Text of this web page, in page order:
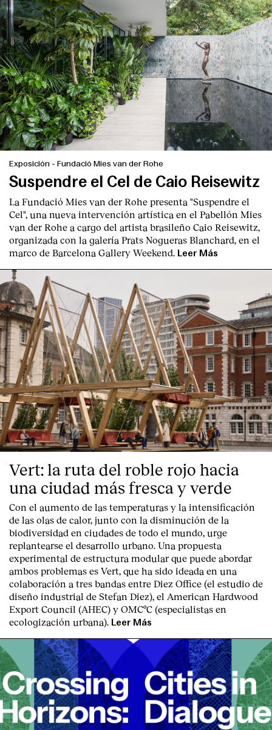
Exposición - Fundació Mies van der Rohe
Suspendre el Cel de Caio Reisewitz
La Fundació Mies van der Rohe presenta "Suspendre el
Cel", una nueva intervención artística en el Pabellón Mies
van der Rohe a cargo del artista brasileño Caio Reisewitz,
organizada con la galería Prats Nogueras Blanchard, en el
marco de Barcelona Gallery Weekend. Leer Más
Vert: la ruta del roble rojo hacia
una ciudad más fresca y verde
Con el aumento de las temperaturas y la intensificación
de las olas de calor, junto con la disminución de la
biodiversidad en ciudades de todo el mundo, urge
replantearse el desarrollo urbano. Una propuesta
experimental de estructura modular que puede abordar
ambos problemas es Vert, que ha sido ideada en una
colaboración a tres bandas entre Diez Office (el estudio de
diseño industrial de Stefan Diez), el American Hardwood
Export Council (AHEC) y OMCºC (especialistas en
ecologización urbana). Leer Más